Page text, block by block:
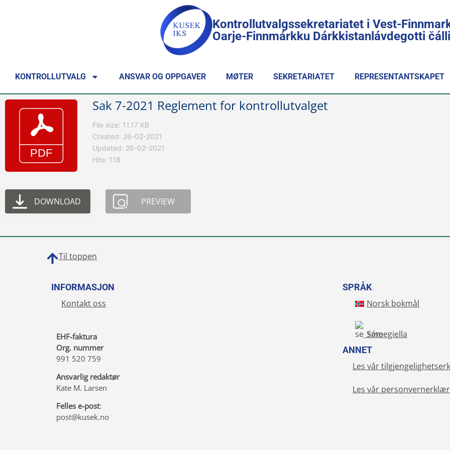
Kontrollutvalgssekretariatet i Vest-
Oarje-Finnmárkku Dárkkistanlávdegotti
KONTROLLUTVALG ANSVAR OG OPPGAVER MØTER SEKRETARIATET REPRESENTANTSKAPET
Sak 7-2021 Reglement for kontrollutvalget
File size: 11.17 KB
Created: 26-02-2021
Updated: 26-02-2021
Hits: 118
DOWNLOAD PREVIEW
Til toppen
INFORMASJON
Kontakt oss
EHF-faktura
Org. nummer
991 520 759
Ansvarlig redaktør
Kate M. Larsen
Felles e-post:
post@kusek.no
SPRÅK
Norsk bokmål
Sámegiella
ANNET
Les vår
Les vår